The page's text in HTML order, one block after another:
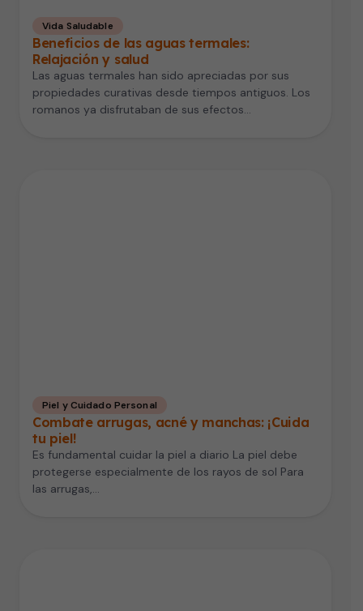
Vida Saludable
Beneficios de las aguas termales:
Relajación y salud
Las aguas termales han sido apreciadas por sus
propiedades curativas desde tiempos antiguos. Los
romanos ya disfrutaban de sus efectos…
Piel y Cuidado Personal
Combate arrugas, acné y manchas: ¡Cuida
tu piel!
Es fundamental cuidar la piel a diario La piel debe
protegerse especialmente de los rayos de sol Para
las arrugas,…